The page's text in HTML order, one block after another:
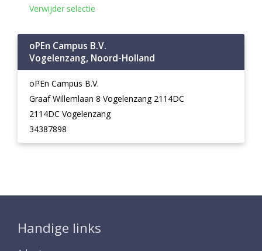
Verwijder selectie
oPEn Campus B.V.
Vogelenzang, Noord-Holland
oPEn Campus B.V.
Graaf Willemlaan 8 Vogelenzang 2114DC
2114DC Vogelenzang
34387898
Handige links